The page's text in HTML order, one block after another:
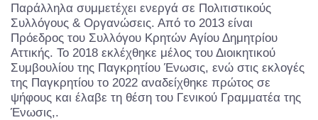
Παράλληλα συμμετέχει ενεργά σε Πολιτιστικούς
Συλλόγους & Οργανώσεις. Από το 2013 είναι
Πρόεδρος του Συλλόγου Κρητών Αγίου Δημητρίου
Αττικής. Το 2018 εκλέχθηκε μέλος του Διοικητικού
Συμβουλίου της Παγκρητίου Ένωσις, ενώ στις εκλογές
της Παγκρητίου το 2022 αναδείχθηκε πρώτος σε
ψήφους και έλαβε τη θέση του Γενικού Γραμματέα της
Ένωσις,.